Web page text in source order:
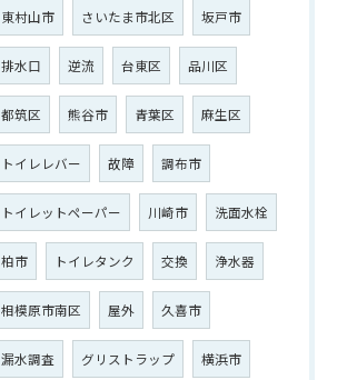
東村山市 さいたま市北区 坂戸市
排水口 逆流 台東区 品川区
都筑区 熊谷市 青葉区 麻生区
トイレレバー 故障 調布市
トイレットペーパー 川崎市 洗面水栓
柏市 トイレタンク 交換 浄水器
相模原市南区 屋外 久喜市
漏水調査 グリストラップ 横浜市